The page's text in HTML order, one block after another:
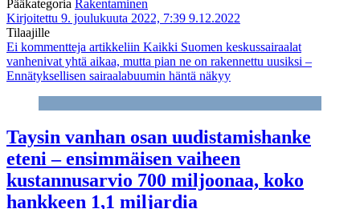
Pääkategoria Rakentaminen
Kirjoitettu 9. joulukuuta 2022, 7:39 9.12.2022
Tilaajille
Ei kommentteja artikkeliin Kaikki Suomen keskussairaalat
vanhenivat yhtä aikaa, mutta pian ne on rakennettu uusiksi –
Ennätyksellisen sairaalabuumin häntä näkyy
Taysin vanhan osan uudistamishanke
eteni – ensimmäisen vaiheen
kustannusarvio 700 miljoonaa, koko
hankkeen 1,1 miljardia